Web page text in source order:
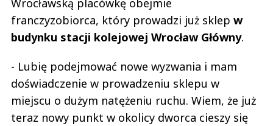
Wrocławską placówkę obejmie
franczyzobiorca, który prowadzi już sklep w
budynku stacji kolejowej Wrocław Główny.
- Lubię podejmować nowe wyzwania i mam
doświadczenie w prowadzeniu sklepu w
miejscu o dużym natężeniu ruchu. Wiem, że już
teraz nowy punkt w okolicy dworca cieszy się